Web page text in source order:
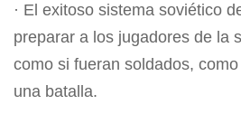
· El exitoso sistema soviético
preparar a los jugadores de la
como si fueran soldados,
una batalla.